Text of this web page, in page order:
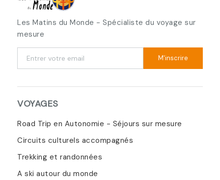
Les Matins du Monde - Spécialiste du voyage sur
mesure
M'inscrire
VOYAGES
Road Trip en Autonomie - Séjours sur mesure
Circuits culturels accompagnés
Trekking et randonnées
A ski autour du monde